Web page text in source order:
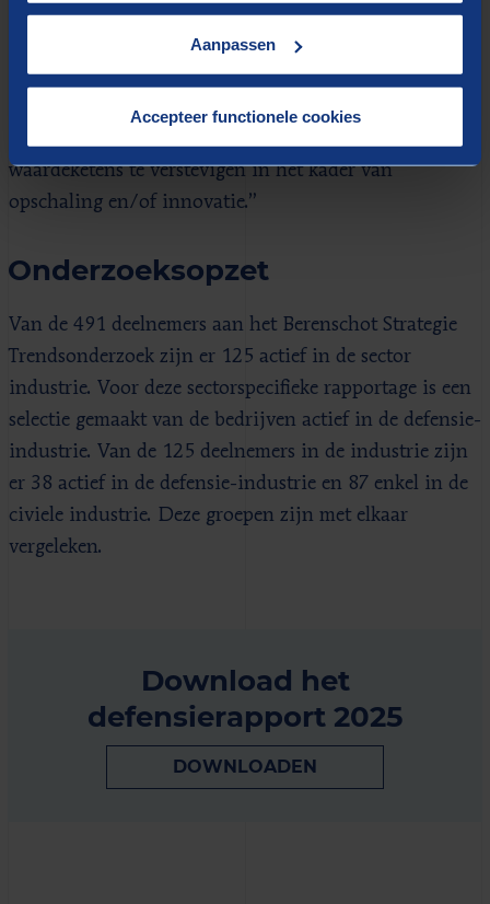
Aanpassen
Accepteer functionele cookies
Inzicht geven in langetermijnplannen en het bieden
van langetermijnzekerheid biedt de industrie
bijvoorbeeld de mogelijkheid om richting te kiezen”,
zegt Hageraats. “Ook het samenbrengen van de
waardeketens te verstevigen in het kader van
opschaling en/of innovatie.”
Onderzoeksopzet
Van de 491 deelnemers aan het Berenschot Strategie
Trendsonderzoek zijn er 125 actief in de sector
industrie. Voor deze sectorspecifieke rapportage is een
selectie gemaakt van de bedrijven actief in de defensie-
industrie. Van de 125 deelnemers in de industrie zijn
er 38 actief in de defensie-industrie en 87 enkel in de
civiele industrie. Deze groepen zijn met elkaar
vergeleken.
Download het
defensierapport 2025
DOWNLOADEN